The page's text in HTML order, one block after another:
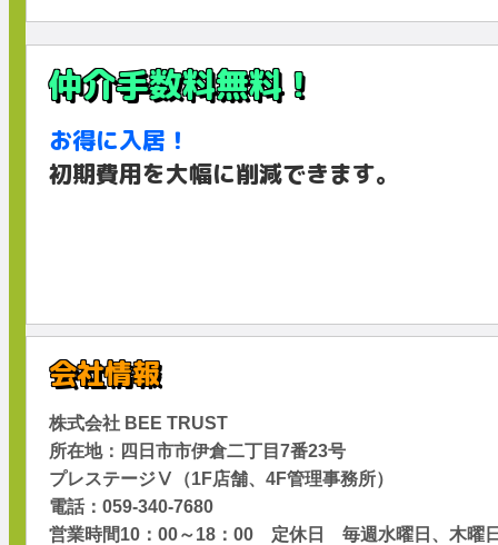
仲介手数料無料！
お得に入居！
初期費用を大幅に削減できます。
会社情報
株式会社 BEE TRUST
所在地：四日市市伊倉二丁目7番23号
プレステージⅤ（1F店舗、4F管理事務所）
電話：059-340-7680
営業時間10：00～18：00 定休日 毎週水曜日、木曜